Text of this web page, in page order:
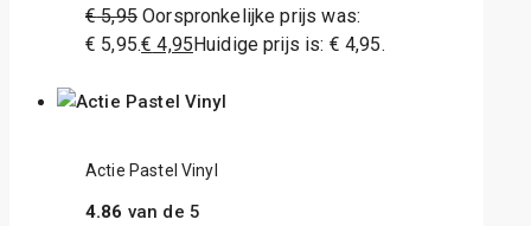
€5,95 Oorspronkelijke prijs was:
€ 5,95.€ 4,95Huidige prijs is: € 4,95.
Actie Pastel Vinyl
4.86 van de 5